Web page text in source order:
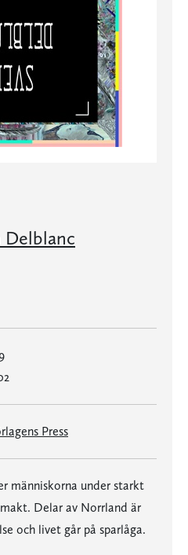
Delblanc
Press
människorna under starkt
Delar av Norrland är
och livet går på sparlåga.